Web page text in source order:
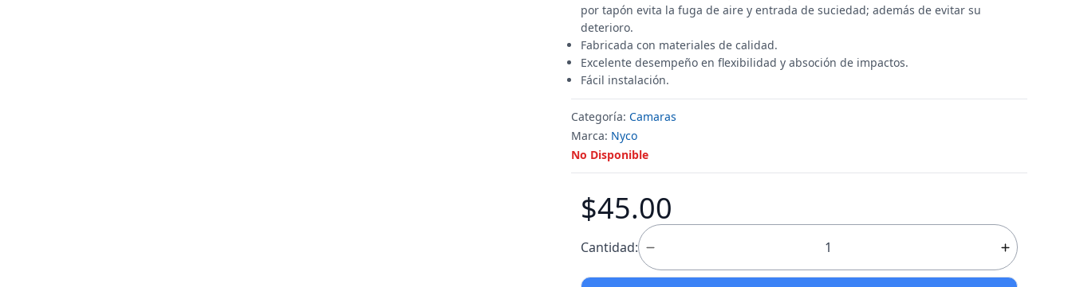
por tapón evita la fuga de aire y entrada de suciedad; además de evitar su
deterioro.
Fabricada con materiales de calidad.
Excelente desempeño en flexibilidad y absoción de impactos.
Fácil instalación.
Categoría: Camaras
Marca: Nyco
No Disponible
$45.00
Cantidad: